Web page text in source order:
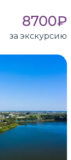
8700₽
за экскурсию